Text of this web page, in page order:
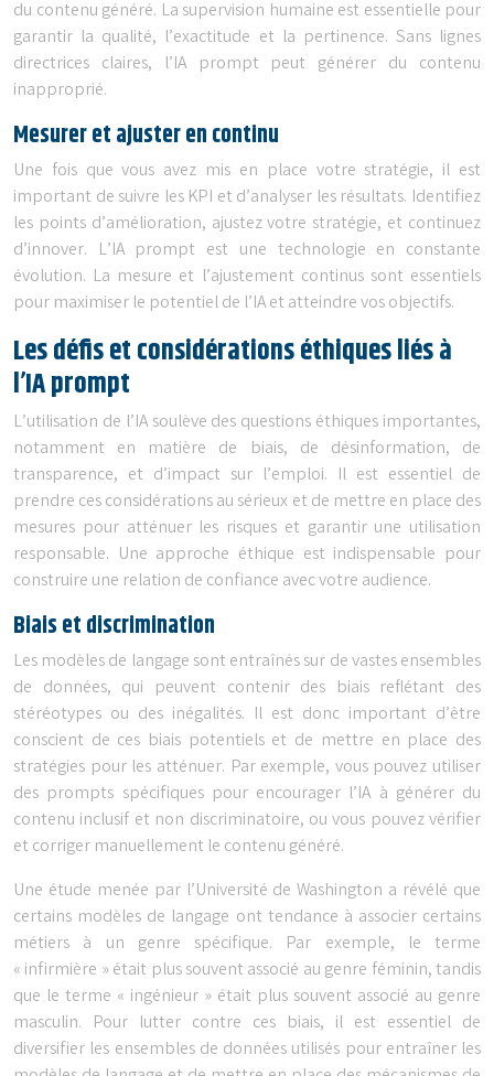
du contenu généré. La supervision humaine est essentielle pour
garantir la qualité, l’exactitude et la pertinence. Sans lignes
directrices claires, l’IA prompt peut générer du contenu
inapproprié.
Mesurer et ajuster en continu
Une fois que vous avez mis en place votre stratégie, il est
important de suivre les KPI et d’analyser les résultats. Identifiez
les points d’amélioration, ajustez votre stratégie, et continuez
d’innover. L’IA prompt est une technologie en constante
évolution. La mesure et l’ajustement continus sont essentiels
pour maximiser le potentiel de l’IA et atteindre vos objectifs.
Les défis et considérations éthiques liés à
l’IA prompt
L’utilisation de l’IA soulève des questions éthiques importantes,
notamment en matière de biais, de désinformation, de
transparence, et d’impact sur l’emploi. Il est essentiel de
prendre ces considérations au sérieux et de mettre en place des
mesures pour atténuer les risques et garantir une utilisation
responsable. Une approche éthique est indispensable pour
construire une relation de confiance avec votre audience.
Biais et discrimination
Les modèles de langage sont entraînés sur de vastes ensembles
de données, qui peuvent contenir des biais reflétant des
stéréotypes ou des inégalités. Il est donc important d’être
conscient de ces biais potentiels et de mettre en place des
stratégies pour les atténuer. Par exemple, vous pouvez utiliser
des prompts spécifiques pour encourager l’IA à générer du
contenu inclusif et non discriminatoire, ou vous pouvez vérifier
et corriger manuellement le contenu généré.
Une étude menée par l’Université de Washington a révélé que
certains modèles de langage ont tendance à associer certains
métiers à un genre spécifique. Par exemple, le terme
« infirmière » était plus souvent associé au genre féminin, tandis
que le terme « ingénieur » était plus souvent associé au genre
masculin. Pour lutter contre ces biais, il est essentiel de
diversifier les ensembles de données utilisés pour entraîner les